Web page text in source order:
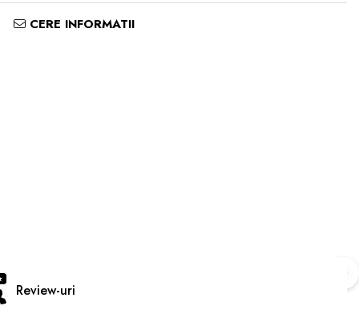
CERE INFORMATII
Review-uri